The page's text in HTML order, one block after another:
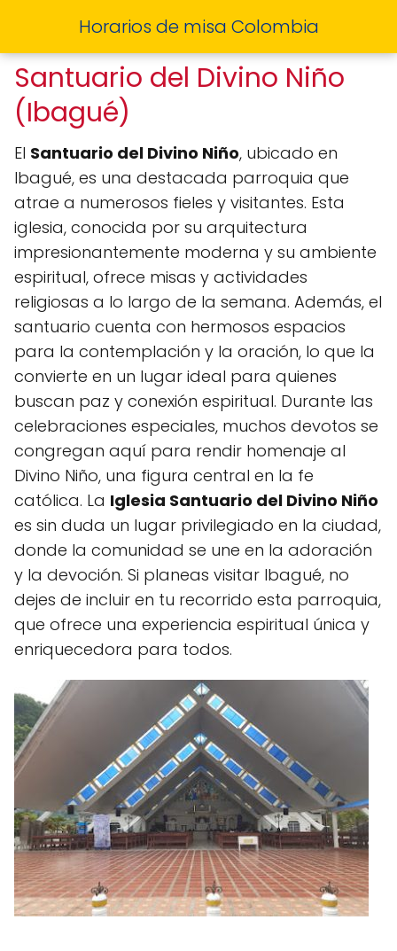
Horarios de misa Colombia
Santuario del Divino Niño
(Ibagué)
El Santuario del Divino Niño, ubicado en
Ibagué, es una destacada parroquia que
atrae a numerosos fieles y visitantes. Esta
iglesia, conocida por su arquitectura
impresionantemente moderna y su ambiente
espiritual, ofrece misas y actividades
religiosas a lo largo de la semana. Además, el
santuario cuenta con hermosos espacios
para la contemplación y la oración, lo que la
convierte en un lugar ideal para quienes
buscan paz y conexión espiritual. Durante las
celebraciones especiales, muchos devotos se
congregan aquí para rendir homenaje al
Divino Niño, una figura central en la fe
católica. La Iglesia Santuario del Divino Niño
es sin duda un lugar privilegiado en la ciudad,
donde la comunidad se une en la adoración
y la devoción. Si planeas visitar Ibagué, no
dejes de incluir en tu recorrido esta parroquia,
que ofrece una experiencia espiritual única y
enriquecedora para todos.